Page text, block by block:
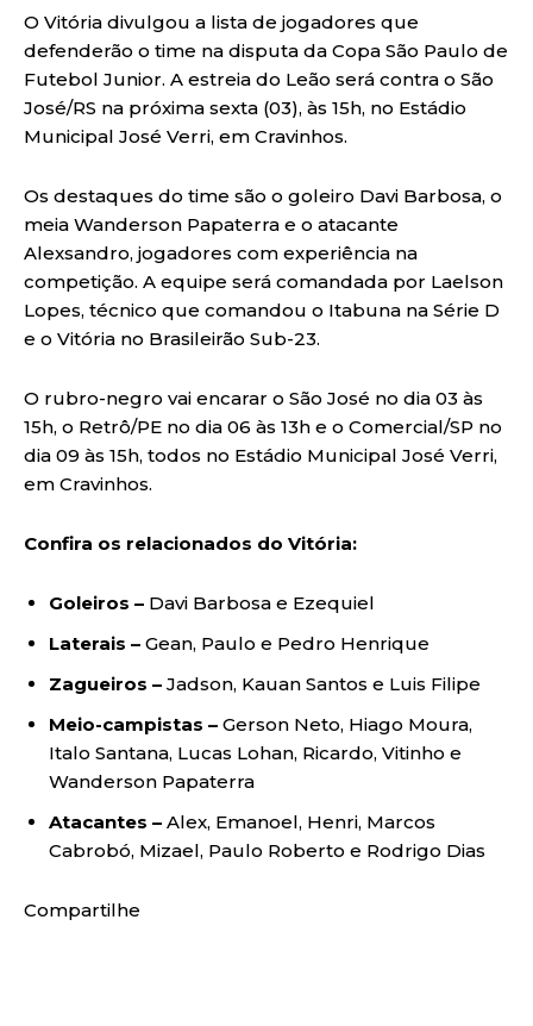
O Vitória divulgou a lista de jogadores que
defenderão o time na disputa da Copa São Paulo de
Futebol Junior. A estreia do Leão será contra o São
José/RS na próxima sexta (03), às 15h, no Estádio
Municipal José Verri, em Cravinhos.
Os destaques do time são o goleiro Davi Barbosa, o
meia Wanderson Papaterra e o atacante
Alexsandro, jogadores com experiência na
competição. A equipe será comandada por Laelson
Lopes, técnico que comandou o Itabuna na Série D
e o Vitória no Brasileirão Sub-23.
O rubro-negro vai encarar o São José no dia 03 às
15h, o Retrô/PE no dia 06 às 13h e o Comercial/SP no
dia 09 às 15h, todos no Estádio Municipal José Verri,
em Cravinhos.
Confira os relacionados do Vitória:
Goleiros – Davi Barbosa e Ezequiel
Laterais – Gean, Paulo e Pedro Henrique
Zagueiros – Jadson, Kauan Santos e Luis Filipe
Meio-campistas – Gerson Neto, Hiago Moura,
Italo Santana, Lucas Lohan, Ricardo, Vitinho e
Wanderson Papaterra
Atacantes – Alex, Emanoel, Henri, Marcos
Cabrobó, Mizael, Paulo Roberto e Rodrigo Dias
Compartilhe